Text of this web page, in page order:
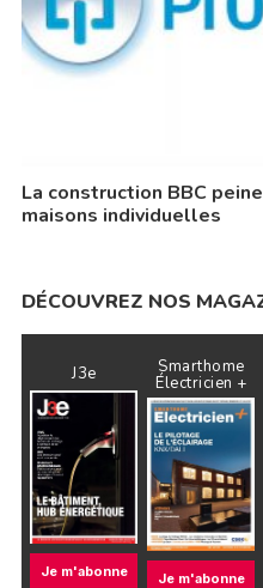
La construction BBC
maisons individuelles
DÉCOUVREZ NOS
J3e
Je m'abonne
Smarthome
Électricien +
Je m'abonne